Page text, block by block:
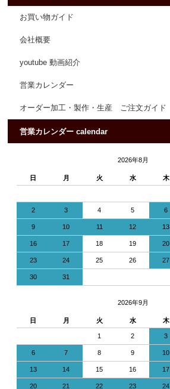
お買い物ガイド
会社概要
youtube 動画紹介
営業カレンダー
オーダー加工・製作・生産 ご注文ガイド
営業カレンダー calendar
2026年8月
日 月 火 水 木
2 3 4 5 6
9 10 11 12 13
16 17 18 19 20
23 24 25 26 27
30 31
2026年9月
日 月 火 水 木
1 2 3
6 7 8 9 10
13 14 15 16 17
20 21 22 23 24